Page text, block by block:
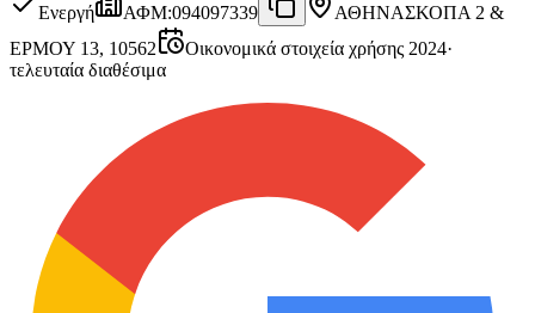
Ενεργή ΑΦΜ:094097339 ΑΘΗΝΑΣΚΟΠΑ 2 &
ΕΡΜΟΥ 13, 10562
Οικονομικά στοιχεία χρήσης 2024·
τελευταία διαθέσιμα